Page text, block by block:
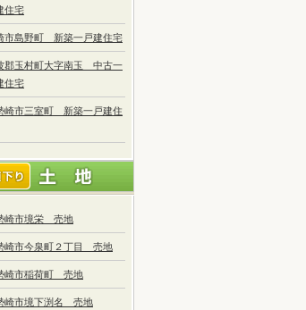
住宅
市島野町 新築一戸建住宅
郡玉村町大字南玉 中古一
住宅
崎市三室町 新築一戸建住
崎市境栄 売地
崎市今泉町２丁目 売地
崎市稲荷町 売地
崎市境下渕名 売地